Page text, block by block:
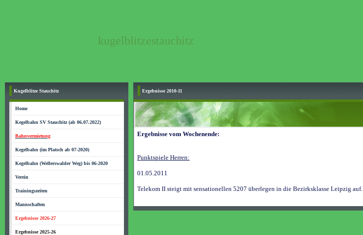
kugelblitzestauchitz
Kugelblitze Stauchitz
Home
Kegelbahn SV Stauchitz (ab 06.07.2022)
Bahnvermietung
Kegelbahn (im Platsch ab 07-2020)
Kegelbahn (Wellerswalder Weg) bis 06-2020
Verein
Trainingszeiten
Mannschaften
Ergebnisse 2026-27
Ergebnisse 2025-26
Ergebnisse 2010-11
Ergebnisse vom Wochenende:
Punktspiele Herren:
01.05.2011
Telekom II steigt mit sensationellen 5207 überlegen in die Bezirksklasse Leipzig auf.